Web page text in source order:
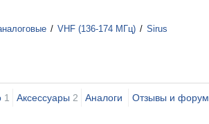
/ VHF (136-174 МГц) / Sirus
1 Аксессуары 2 Аналоги Отзывы и форум